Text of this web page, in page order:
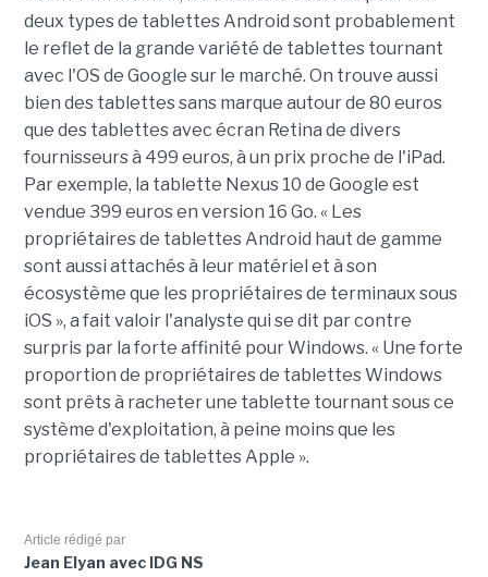
deux types de tablettes Android sont probablement
le reflet de la grande variété de tablettes tournant
avec l'OS de Google sur le marché. On trouve aussi
bien des tablettes sans marque autour de 80 euros
que des tablettes avec écran Retina de divers
fournisseurs à 499 euros, à un prix proche de l'iPad.
Par exemple, la tablette Nexus 10 de Google est
vendue 399 euros en version 16 Go. « Les
propriétaires de tablettes Android haut de gamme
sont aussi attachés à leur matériel et à son
écosystème que les propriétaires de terminaux sous
iOS », a fait valoir l'analyste qui se dit par contre
surpris par la forte affinité pour Windows. « Une forte
proportion de propriétaires de tablettes Windows
sont prêts à racheter une tablette tournant sous ce
système d'exploitation, à peine moins que les
propriétaires de tablettes Apple ».
Article rédigé par
Jean Elyan avec IDG NS